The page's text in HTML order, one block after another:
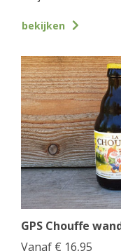
bekijken
GPS Chouffe
Vanaf € 16,95